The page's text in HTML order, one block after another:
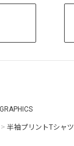
> 半袖プリントTシャツ